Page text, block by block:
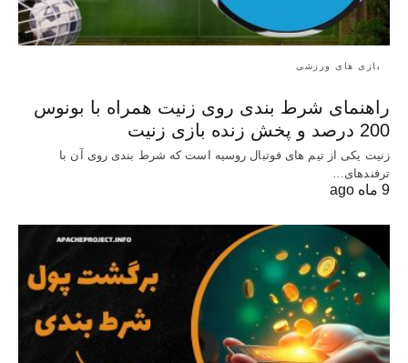
بازی های ورزشی
راهنمای شرط بندی روی زنیت همراه با بونوس
200 درصد و پخش زنده بازی زنیت
زنیت یکی از تیم های فوتبال روسیه است که شرط بندی روی آن با
ترفندهای…
9 ماه ago